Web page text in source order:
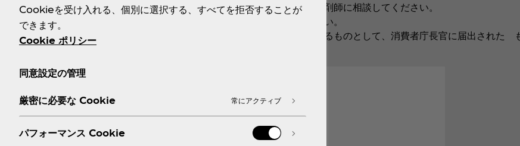
・疾病に罹患している場合は医師に、医薬品を服用している場合は医師、薬剤師に相談してください。
・体調に異変を感じた際は、速やかに摂取を中止し、医師に相談してください。
・本品は、事業者の責任において特定の保健の目的が期待できる旨を表示するものとして、消費者庁長官に届出された
Cookieを受け入れる、個別に選択する、すべてを拒否することが
できます。
Cookie ポリシー
同意設定の管理
厳密に必要な Cookie 常にアクティブ
パフォーマンス Cookie